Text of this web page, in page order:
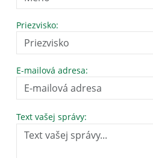
Priezvisko:
E-mailová adresa:
Text vašej správy: